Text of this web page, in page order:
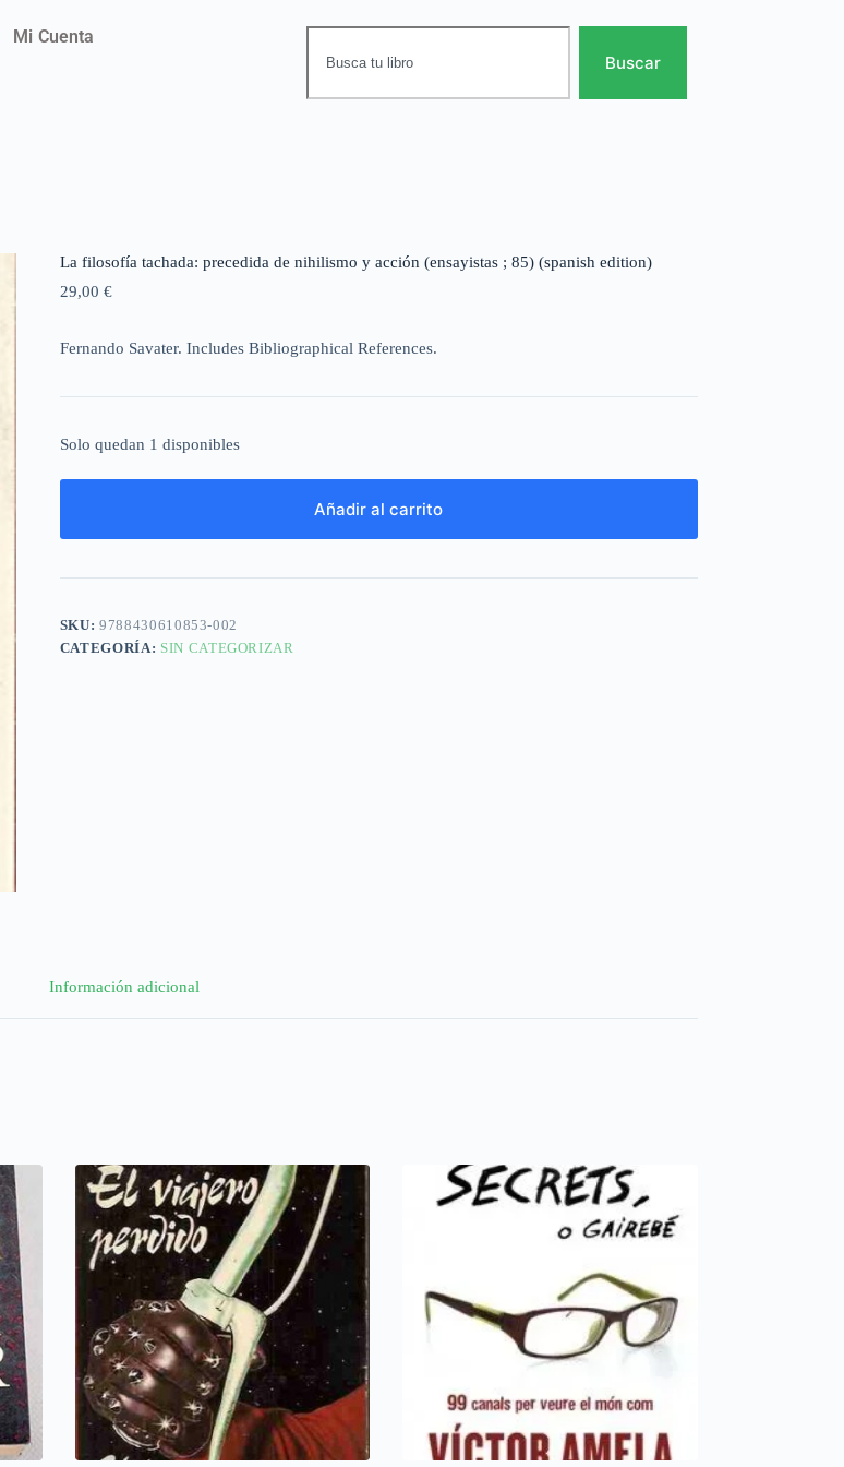
Mi Cuenta
Buscar
La filosofía tachada: precedida de nihilismo y acción (ensayistas ; 85) (spanish edition)
29,00 €
Fernando Savater. Includes Bibliographical References.
Solo quedan 1 disponibles
Añadir al carrito
SKU:9788430610853-002
CATEGORÍA: SIN CATEGORIZAR
Información adicional